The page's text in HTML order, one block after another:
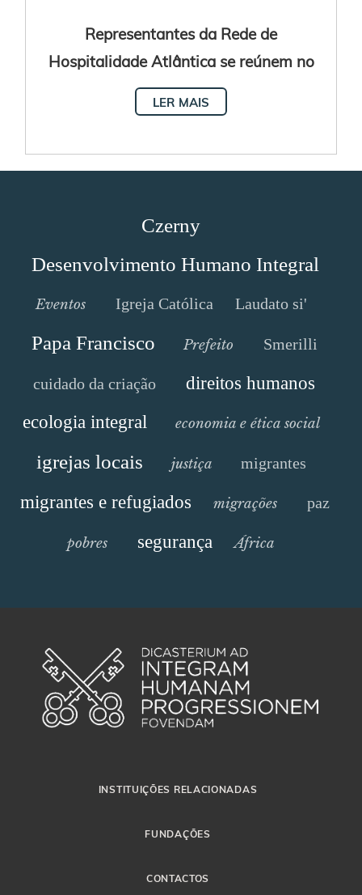
Representantes da Rede de
Hospitalidade Atlântica se reúnem no
Senegal
LER MAIS
Czerny
Desenvolvimento Humano Integral
Eventos Igreja Católica Laudato si'
Papa Francisco Prefeito Smerilli
cuidado da criação
direitos humanos
ecologia integral
economia e ética social
igrejas locais justiça migrantes
migrantes e refugiados migrações paz
pobres segurança África
INSTITUIÇÕES RELACIONADAS
FUNDAÇÕES
CONTACTOS